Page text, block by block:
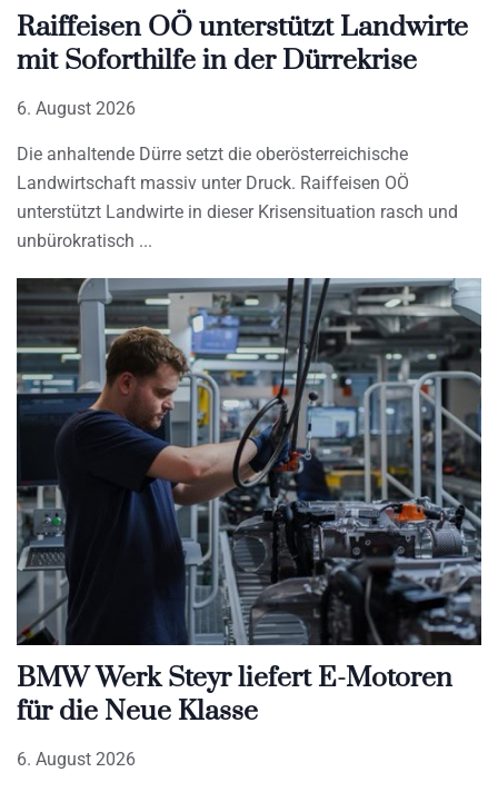
Raiffeisen OÖ unterstützt Landwirte
mit Soforthilfe in der Dürrekrise
6. August 2026
Die anhaltende Dürre setzt die oberösterreichische
Landwirtschaft massiv unter Druck. Raiffeisen OÖ
unterstützt Landwirte in dieser Krisensituation rasch und
unbürokratisch
BMW Werk Steyr liefert E-Motoren
für die Neue Klasse
6. August 2026